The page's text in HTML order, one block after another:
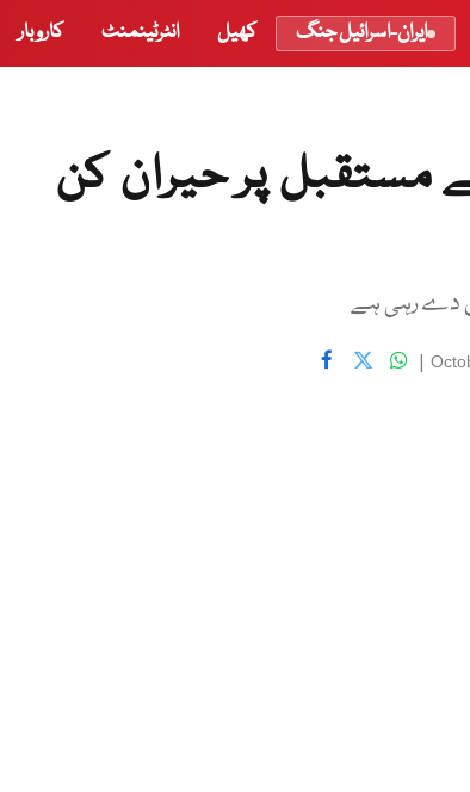
ایران-اسرائیل جنگ کھیل انٹرٹینمنٹ کاروبار
مستقبل پر حیران کن
شکل دے رہی ہے
|